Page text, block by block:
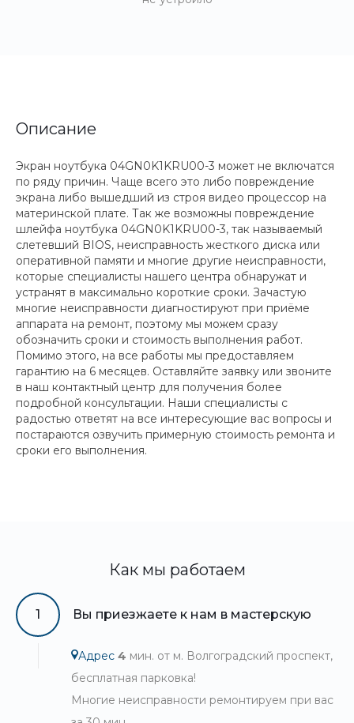
Описание
Экран ноутбука 04GN0K1KRU00-3 может не включатся
по ряду причин. Чаще всего это либо повреждение
экрана либо вышедший из строя видео процессор на
материнской плате. Так же возможны повреждение
шлейфа ноутбука 04GN0K1KRU00-3, так называемый
слетевший BIOS, неисправность жесткого диска или
оперативной памяти и многие другие неисправности,
которые специалисты нашего центра обнаружат и
устранят в максимально короткие сроки. Зачастую
многие неисправности диагностируют при приёме
аппарата на ремонт, поэтому мы можем сразу
обозначить сроки и стоимость выполнения работ.
Помимо этого, на все работы мы предоставляем
гарантию на 6 месяцев. Оставляйте заявку или звоните
в наш контактный центр для получения более
подробной консультации. Наши специалисты с
радостью ответят на все интересующие вас вопросы и
постараются озвучить примерную стоимость ремонта и
сроки его выполнения.
Как мы работаем
1 Вы приезжаете к нам в мастерскую
Адрес 4 мин. от м. Волгоградский проспект,
бесплатная парковка!
Многие неисправности ремонтируем при вас